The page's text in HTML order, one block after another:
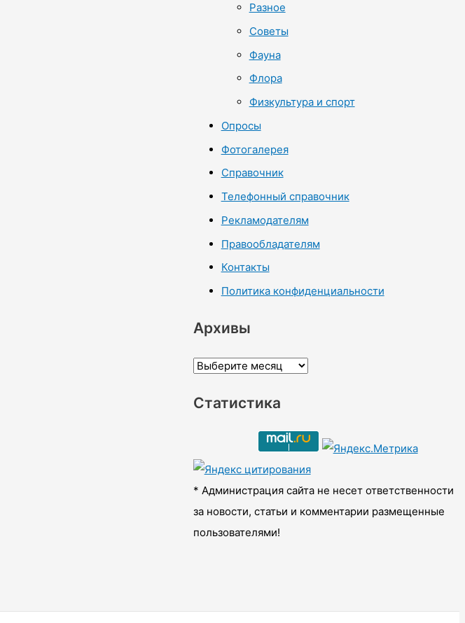
Разное
Советы
Фауна
Флора
Физкультура и спорт
Опросы
Фотогалерея
Справочник
Телефонный справочник
Рекламодателям
Правообладателям
Контакты
Политика конфиденциальности
Архивы
А
х
ы
Статистика
* Администрация сайта не несет ответственности
за новости, статьи и комментарии размещенные
пользователями!